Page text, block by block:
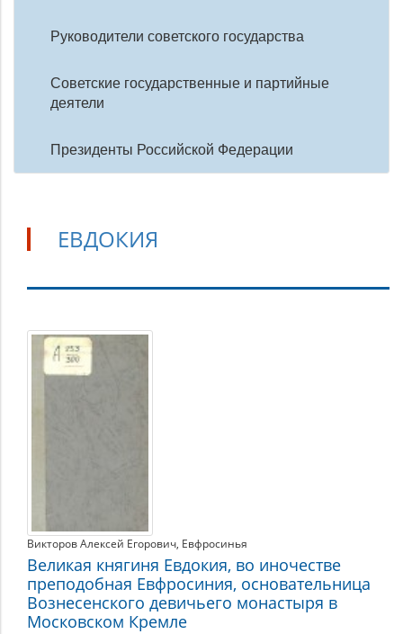
Руководители советского государства
Советские государственные и партийные
деятели
Президенты Российской Федерации
ЕВДОКИЯ
Евдокия
Викторов Алексей Егорович, Евфросинья
Великая княгиня Евдокия, во иночестве
преподобная Евфросиния, основательница
Вознесенского девичьего монастыря в
Московском Кремле